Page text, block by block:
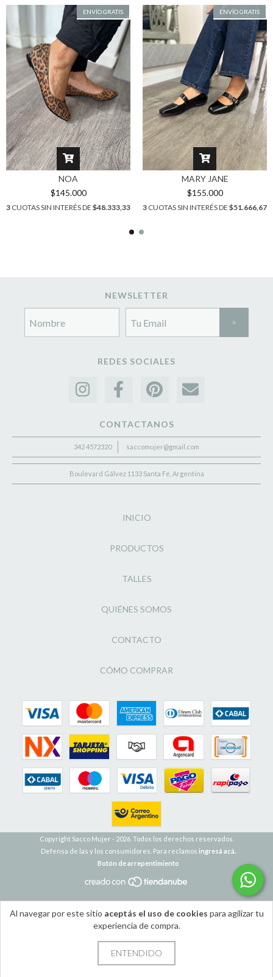
Al navegar por este sitio aceptás el uso de cookies para agilizar tu
experiencia de compra.
ENTENDIDO
ENVÍO GRATIS
NOA
$145.000
3 CUOTAS SIN INTERÉS DE $48.333,33
ENVÍO GRATIS
MARY JANE
$155.000
3 CUOTAS SIN INTERÉS DE $51.666,67
NEWSLETTER
REDES SOCIALES
CONTACTANOS
342 4572320 saccomujer@gmail.com
Boulevard Gálvez 1133 Santa Fe, Argentina
INICIO
PRODUCTOS
TALLES
QUIÉNES SOMOS
CONTACTO
CÓMO COMPRAR
Copyright Sacco Mujer - 2026. Todos los derechos reservados.
Defensa de las y los consumidores. Para reclamos ingresá acá.
Botón de arrepentimiento